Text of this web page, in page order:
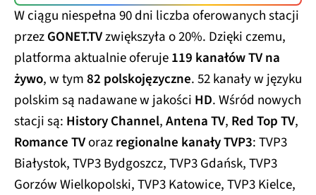
W ciągu niespełna 90 dni liczba oferowanych stacji
przezGONET.TVzwiększyła o 20%. Dzięki czemu,
platforma aktualnie oferuje119 kanałów TV na
żywo, w tym82 polskojęzyczne. 52 kanały w języku
polskim są nadawane w jakości HD. Wśród nowych
stacji są: History Channel,Antena TV, Red Top TV,
Romance TVorazregionalne kanały TVP3: TVP3
Białystok, TVP3 Bydgoszcz, TVP3 Gdańsk, TVP3
Gorzów Wielkopolski, TVP3 Katowice, TVP3 Kielce,